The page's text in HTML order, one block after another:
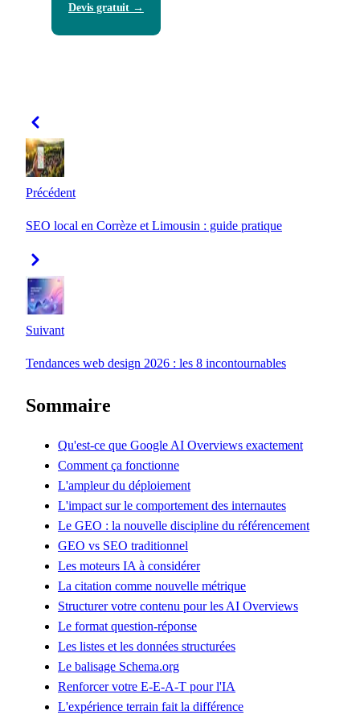
Devis gratuit →
Précédent
SEO local en Corrèze et Limousin : guide pratique
Suivant
Tendances web design 2026 : les 8 incontournables
Sommaire
Qu'est-ce que Google AI Overviews exactement
Comment ça fonctionne
L'ampleur du déploiement
L'impact sur le comportement des internautes
Le GEO : la nouvelle discipline du référencement
GEO vs SEO traditionnel
Les moteurs IA à considérer
La citation comme nouvelle métrique
Structurer votre contenu pour les AI Overviews
Le format question-réponse
Les listes et les données structurées
Le balisage Schema.org
Renforcer votre E-E-A-T pour l'IA
L'expérience terrain fait la différence